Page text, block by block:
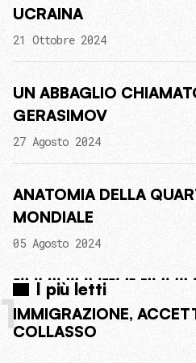
UCRAINA
21 Ottobre 2024
UN ABBAGLIO
GERASIMOV
27 Agosto 2024
ANATOMIA DELLA
MONDIALE
05 Agosto 2024
I più letti
1IMMIGRAZIONE,
COLLASSO